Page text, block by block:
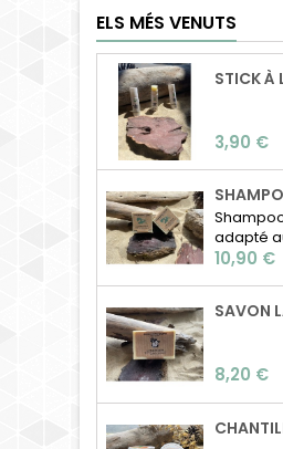
ELS MÉS VENUTS
STICK À
Preu
3,90 €
adapté
normaux
coco,
tree,
Preu
10,90 €
Preu
8,20 €